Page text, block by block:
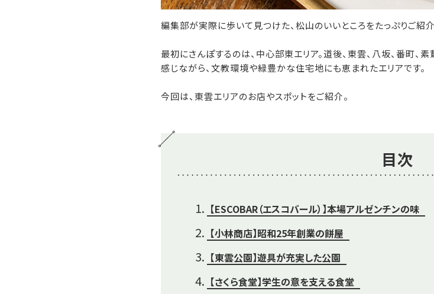
編集部が実際に歩いて見つけた、松山のいいところをたっぷりご紹介
最初にさんぽするのは、中心部東エリア。道後、東雲、八坂、番町
感じながら、文教環境や緑豊かな住宅地にも恵まれたエリアです。
今回は、東雲エリアのお店やスポットをご紹介。
目次
【ESCOBAR（エスコバール）】本場アルゼンチンの味
【小林商店】昭和25年創業の餅屋
【東雲公園】遊具が充実した公園
【さくら食堂】学生の意を支える食堂